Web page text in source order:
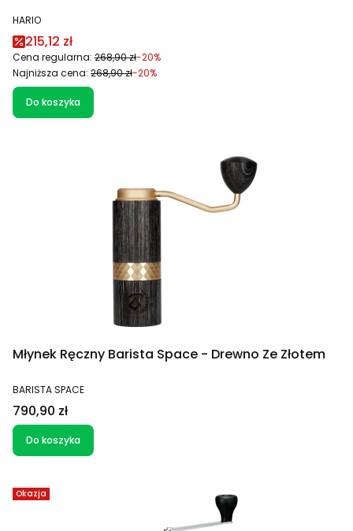
PRODUCENT
HARIO
Cena promocyjna
215,12 zł
Cena regularna: 268,90 zł-20%
Najniższa cena: 268,90 zł-20%
Do koszyka
Młynek Ręczny Barista Space - Drewno Ze Złotem
PRODUCENT
BARISTA SPACE
Cena
790,90 zł
Do koszyka
Okazja